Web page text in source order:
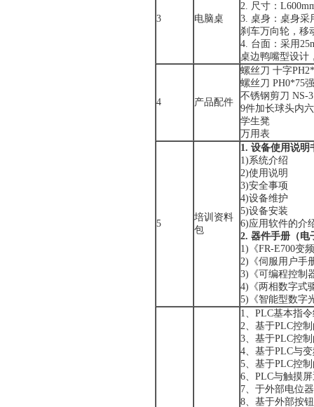
3 电脑桌
2. 尺寸：
3. 桌身：桌身采
刹车万向轮，移
4. 台面：采用
桌边鸭嘴型设计
4 产品配件
螺丝刀 十字
螺丝刀
不锈钢剪
9件加长球
学生
万用
5
培训资料
包
1. 设备使用说明
1)系统介绍
2)使用说明
3)安全事项
4)设备维护
5)设备安装
6)应用软件的介
2. 器件手册（电
1)《FR-E700变
2)《伺服用户手
3)《可编程控制
4)《两相数字式
5)《智能型数字
1、PLC基本指
2、基于PLC控
3、基于PLC控
4、基于PLC与
5、基于PLC控
6、PLC与触摸
7、于外部电位
8、基于外部按